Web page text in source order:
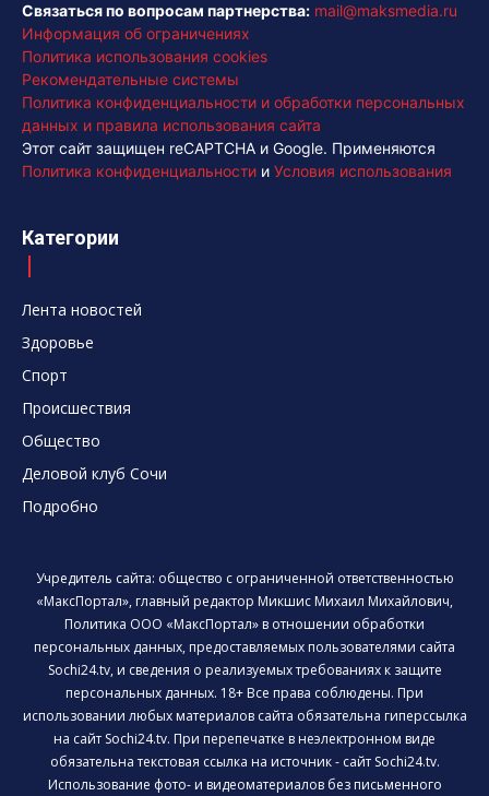
Связаться по вопросам партнерства: mail@maksmedia.ru
Информация об ограничениях
Политика использования cookies
Рекомендательные системы
Политика конфиденциальности и обработки персональных
данных и правила использования сайта
Этот сайт защищен reCAPTCHA и Google. Применяются
Политика конфиденциальности и Условия использования
Категории
Лента новостей
Здоровье
Спорт
Происшествия
Общество
Деловой клуб Сочи
Подробно
Учредитель сайта: общество с ограниченной ответственностью
«МаксПортал», главный редактор Микшис Михаил Михайлович,
Политика ООО «МаксПортал» в отношении обработки
персональных данных, предоставляемых пользователями сайта
Sochi24.tv, и сведения о реализуемых требованиях к защите
персональных данных. 18+ Все права соблюдены. При
использовании любых материалов сайта обязательна гиперссылка
на сайт Sochi24.tv. При перепечатке в неэлектронном виде
обязательна текстовая ссылка на источник - сайт Sochi24.tv.
Использование фото- и видеоматериалов без письменного